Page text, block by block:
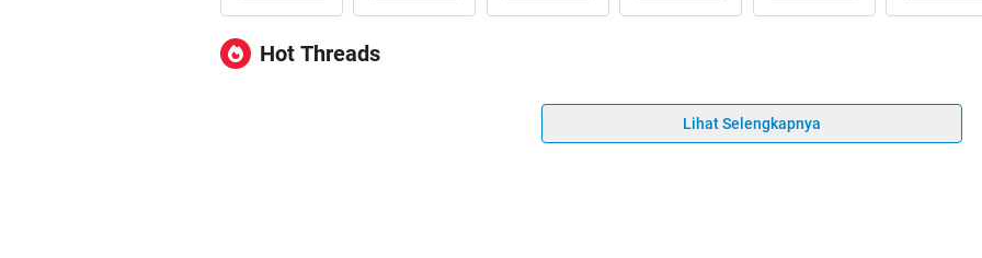
Hot Threads
Lihat Selengkapnya